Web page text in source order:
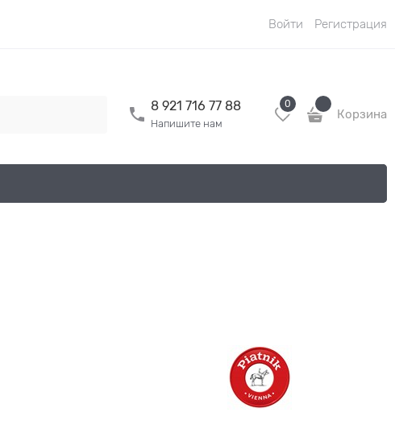
Войти Регистрация
8 921 716 77 88
Напишите нам
0
Корзина